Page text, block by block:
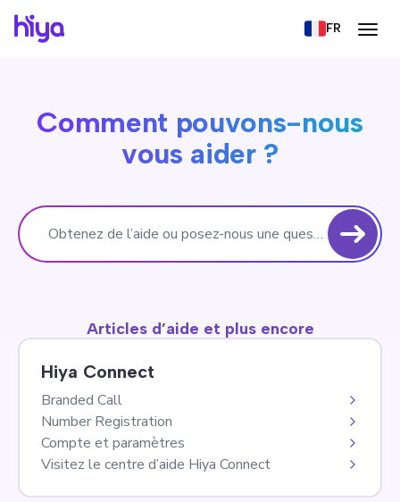
FR
Comment pouvons-nous
vous aider ?
Obtenez de l’aide ou posez-nous une question...
Articles d’aide et plus encore
Hiya Connect
Branded Call
Number Registration
Compte et paramètres
Visitez le centre d’aide Hiya Connect